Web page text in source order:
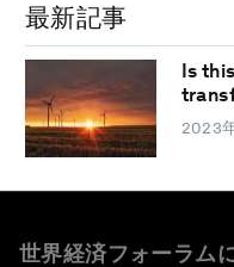
最新記事
Is
2023
世界経済フォーラム